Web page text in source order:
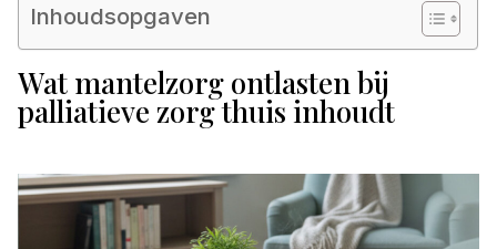
Inhoudsopgaven
Wat mantelzorg ontlasten bij
palliatieve zorg thuis inhoudt